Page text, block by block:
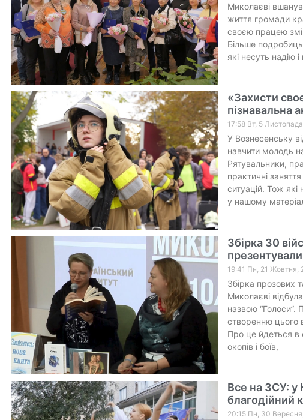
Миколаєві
життя громади
своєю працею
Більше
які несуть надію
«Захисти
пізнавальна
17:58 Вт, 5
У Вознесенську
навчити молодь
Рятувальники,
практичні
ситуацій. Тож
у нашому
Збірка 30
19:41 Пн, 21 Жовтня,
Збірка прозових
Миколаєві
назвою “Голоси”.
створенню цього
Про це йдеться в
окопів і боїв,
Все на ЗСУ: у
благодійний
20:15 Пн, 30